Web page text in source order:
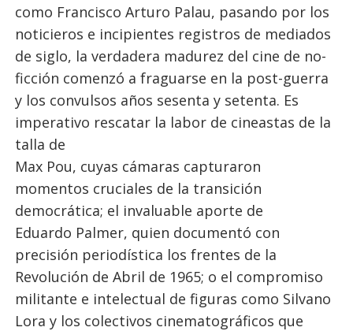
como Francisco Arturo Palau, pasando por los
noticieros e incipientes registros de mediados
de siglo, la verdadera madurez del cine de no-
ficción comenzó a fraguarse en la post-guerra
y los convulsos años sesenta y setenta. Es
imperativo rescatar la labor de cineastas de la
talla de
Max Pou, cuyas cámaras capturaron
momentos cruciales de la transición
democrática; el invaluable aporte de
Eduardo Palmer, quien documentó con
precisión periodística los frentes de la
Revolución de Abril de 1965; o el compromiso
militante e intelectual de figuras como Silvano
Lora y los colectivos cinematográficos que